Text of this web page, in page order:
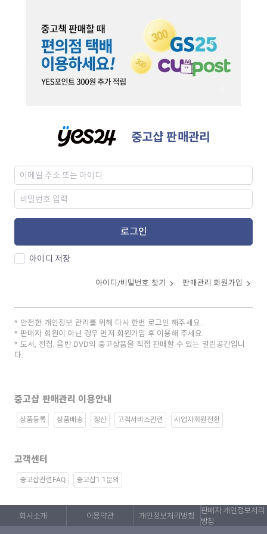
중고샵 판매관리
로그인
아이디 저장
아이디/비밀번호 찾기 판매관리 회원가입
안전한 개인정보 관리를 위해 다시 한번 로그인 해주세요.
판매자 회원이 아닌 경우 먼저 회원가입 후 이용해 주세요.
도서, 전집, 음반 DVD의 중고상품을 직접 판매할 수 있는 열린공간입니
다.
중고샵 판매관리 이용안내
상품등록 상품배송 정산 고객서비스관련 사업자회원전환
고객센터
중고샵관련FAQ 중고샵1:1문의
회사소개 이용약관 개인정보처리방침
판매자 개인정보처리
방침